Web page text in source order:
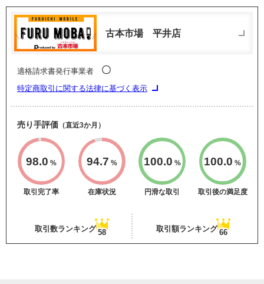
古本市場 平井店
適格請求書発行事業者 〇
特定商取引に関する法律に基づく表示
売り手評価 （直近3か月）
98.0 %
取引完了率
94.7 %
在庫状況
100.0 %
円滑な取引
100.0 %
取引後の満足度
取引数ランキング 58 取引額ランキング 66